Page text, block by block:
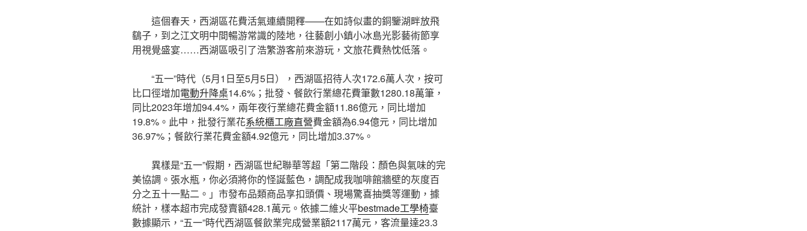
這個春天，西湖區花費活氣連續開釋——在如詩似畫的銅鑒湖畔放飛
鷂子，到之江文明中間暢游常識的陸地，往藝創小鎮小冰島光影藝術節享
用視覺盛宴……西湖區吸引了浩繁游客前來游玩，文旅花費熱忱低落。
“五一”時代（5月1日至5月5日），西湖區招待人次172.6萬人次，按可
比口徑增加電動升降桌14.6%；批發、餐飲行業總花費筆數1280.18萬筆，
同比2023年增加94.4%，兩年夜行業總花費金額11.86億元，同比增加
19.8%。此中，批發行業花系統櫃工廠直營費金額為6.94億元，同比增加
36.97%；餐飲行業花費金額4.92億元，同比增加3.37%。
異樣是“五一”假期，西湖區世紀聯華等超「第二階段：顏色與氣味的完
美協調。張水瓶，你必須將你的怪誕藍色，調配成我咖啡館牆壁的灰度百
分之五十一點二。」市發布品類商品享扣頭價、現場驚喜抽獎等運動，據
統計，樣本超市完成發賣額428.1萬元。依據二維火平bestmade工學椅臺
數據顯示，“五一”時代西湖區餐飲業完成營業額2117萬元，客流量達23.3